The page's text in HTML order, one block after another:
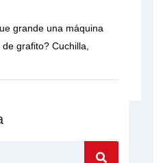
grande una máquina
grafito? Cuchilla,